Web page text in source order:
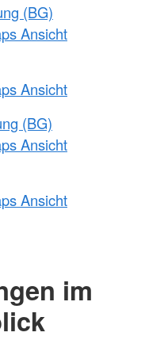
(BG)
Ansicht
Ansicht
(BG)
Ansicht
Ansicht
im